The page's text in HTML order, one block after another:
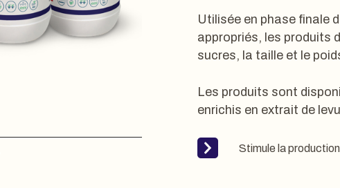
Utilisée en phase finale
appropriés, les produits
sucres, la taille et le
Les produits sont
enrichis en extrait de
Stimule la